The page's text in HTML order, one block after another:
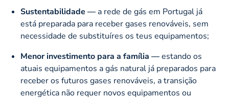
Sustentabilidade — a rede de gás em Portugal já
está preparada para receber gases renováveis, sem
necessidade de substituíres os teus equipamentos​;
Menor investimento para a família —estando os
atuais equipamentos a gás natural já preparados para
receber os futuros gases renováveis, a transição
energética não requer novos equipamentos ou